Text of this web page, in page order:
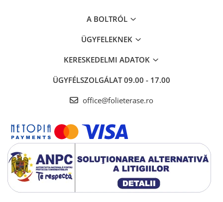
A BOLTRÓL
ÜGYFELEKNEK
KERESKEDELMI ADATOK
ÜGYFÉLSZOLGÁLAT09.00 - 17.00
office@folieterase.ro